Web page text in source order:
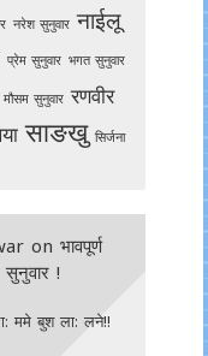
नरेश सुनुवार नाईलू
प्रेम सुनुवार भगत सुनुवार
मौसम सुनुवार रणवीर
साङखु सिर्जना
onभावपूर्ण
सुनुवार !
ममे बुश ला: लने!!